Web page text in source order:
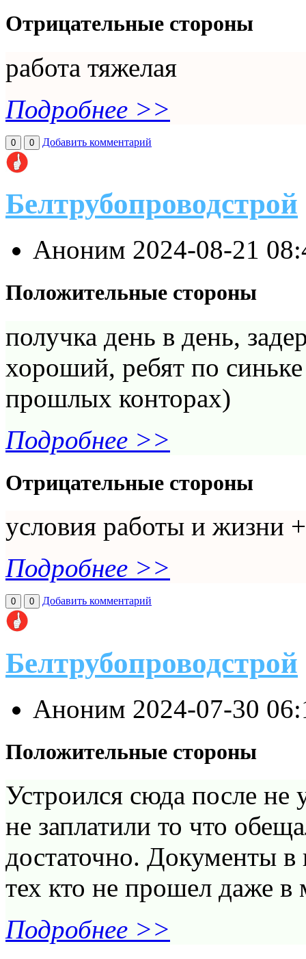
Отрицательные стороны
работа тяжелая
Подробнее >>
0 0 Добавить комментарий
Белтрубопроводстрой
Аноним 2024-08-21
Положительные стороны
получка день в день,
хороший, ребят по
прошлых конторах)
Подробнее >>
Отрицательные стороны
условия работы и жизни
Подробнее >>
0 0 Добавить комментарий
Белтрубопроводстрой
Аноним 2024-07-30
Положительные стороны
Устроился сюда после не
не заплатили то что
достаточно. Документы
тех кто не прошел даже в
Подробнее >>